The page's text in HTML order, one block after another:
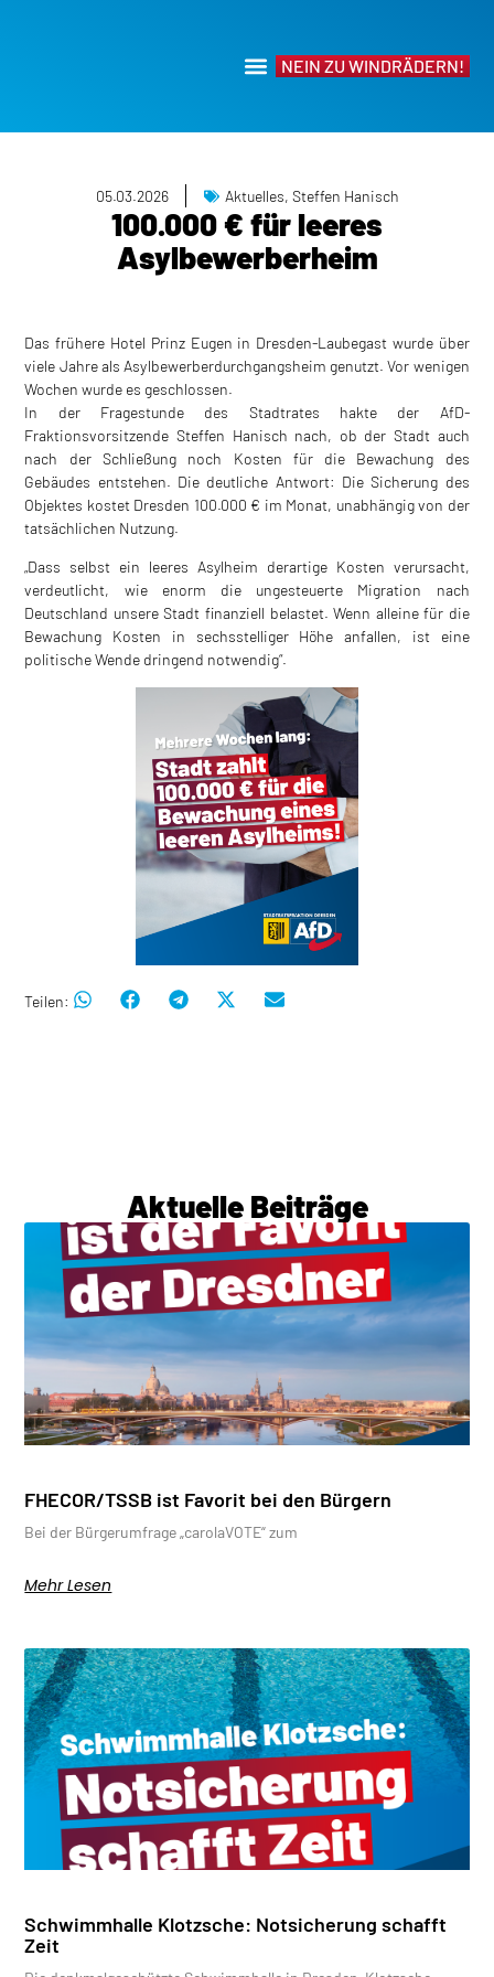
NEIN ZU WINDRÄDERN!
05.03.2026 Aktuelles, Steffen Hanisch
100.000 € für leeres
Asylbewerberheim
Das frühere Hotel Prinz Eugen in Dresden-Laubegast wurde über
viele Jahre als Asylbewerberdurchgangsheim genutzt. Vor wenigen
Wochen wurde es geschlossen.
In der Fragestunde des Stadtrates hakte der AfD-
Fraktionsvorsitzende Steffen Hanisch nach, ob der Stadt auch
nach der Schließung noch Kosten für die Bewachung des
Gebäudes entstehen. Die deutliche Antwort: Die Sicherung des
Objektes kostet Dresden 100.000 € im Monat, unabhängig von der
tatsächlichen Nutzung.
„Dass selbst ein leeres Asylheim derartige Kosten verursacht,
verdeutlicht, wie enorm die ungesteuerte Migration nach
Deutschland unsere Stadt finanziell belastet. Wenn alleine für die
Bewachung Kosten in sechsstelliger Höhe anfallen, ist eine
politische Wende dringend notwendig“.
Teilen:
Aktuelle Beiträge
FHECOR/TSSB ist Favorit bei den Bürgern
Bei der Bürgerumfrage „carolaVOTE“ zum
Mehr Lesen
Schwimmhalle Klotzsche: Notsicherung schafft
Zeit